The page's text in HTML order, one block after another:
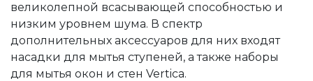
великолепной всасывающей способностью и
низким уровнем шума. В спектр
дополнительных аксессуаров для них входят
насадки для мытья ступеней, а также наборы
для мытья окон и стен Vertica.